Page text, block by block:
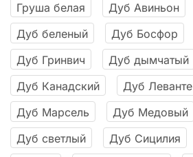
Груша белая
Дуб Авиньон
Дуб беленый
Дуб Босфор
Дуб Гринвич
Дуб дымчатый
Дуб Канадский
Дуб Леванте
Дуб Марсель
Дуб Медовый
Дуб светлый
Дуб Сицилия